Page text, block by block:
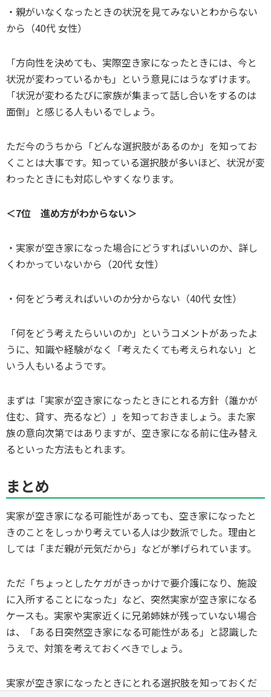
・親がいなくなったときの状況を見てみないとわからない
から（40代 女性）
「方向性を決めても、実際空き家になったときには、今と
状況が変わっているかも」という意見にはうなずけます。
「状況が変わるたびに家族が集まって話し合いをするのは
面倒」と感じる人もいるでしょう。
ただ今のうちから「どんな選択肢があるのか」を知ってお
くことは大事です。知っている選択肢が多いほど、状況が変
わったときにも対応しやすくなります。
＜7位 進め方がわからない＞
・実家が空き家になった場合にどうすればいいのか、詳し
くわかっていないから（20代 女性）
・何をどう考えればいいのか分からない（40代 女性）
「何をどう考えたらいいのか」というコメントがあったよ
うに、知識や経験がなく「考えたくても考えられない」と
いう人もいるようです。
まずは「実家が空き家になったときにとれる方針（誰かが
住む、貸す、売るなど）」を知っておきましょう。また家
族の意向次第ではありますが、空き家になる前に住み替え
るといった方法もとれます。
まとめ
実家が空き家になる可能性があっても、空き家になったと
きのことをしっかり考えている人は少数派でした。理由と
しては「まだ親が元気だから」などが挙げられています。
ただ「ちょっとしたケガがきっかけで要介護になり、施設
に入所することになった」など、突然実家が空き家になる
ケースも。実家や実家近くに兄弟姉妹が残っていない場合
は、「ある日突然空き家になる可能性がある」と認識した
うえで、対策を考えておくべきでしょう。
実家が空き家になったときにとれる選択肢を知っておくだ